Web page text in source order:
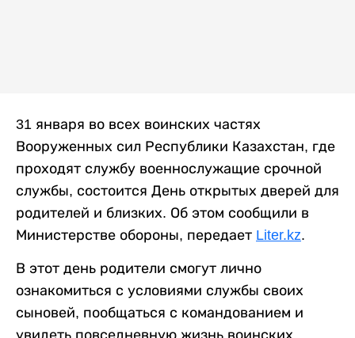
31 января во всех воинских частях
Вооруженных сил Республики Казахстан, где
проходят службу военнослужащие срочной
службы, состоится День открытых дверей для
родителей и близких. Об этом сообщили в
Министерстве обороны, передает Liter.kz.
В этот день родители смогут лично
ознакомиться с условиями службы своих
сыновей, пообщаться с командованием и
увидеть повседневную жизнь воинских